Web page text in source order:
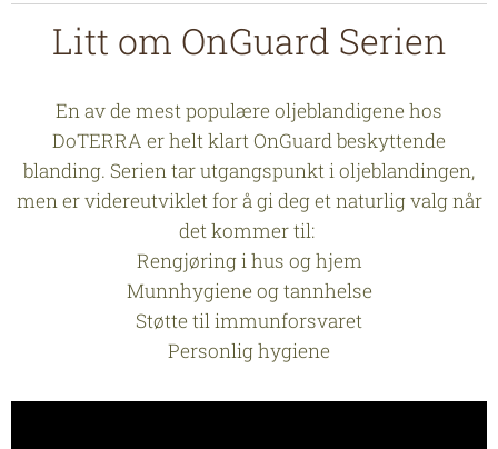
Litt om OnGuard Serien
En av de mest populære oljeblandigene hos
DoTERRA er helt klart OnGuard beskyttende
blanding. Serien tar utgangspunkt i oljeblandingen,
men er videreutviklet for å gi deg et naturlig valg når
det kommer til:
Rengjøring i hus og hjem
Munnhygiene og tannhelse
Støtte til immunforsvaret
Personlig hygiene